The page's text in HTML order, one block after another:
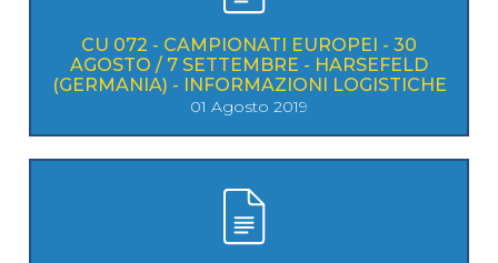
CU 072 - CAMPIONATI EUROPEI - 30
AGOSTO / 7 SETTEMBRE - HARSEFELD
(GERMANIA) - INFORMAZIONI LOGISTICHE
01 Agosto 2019